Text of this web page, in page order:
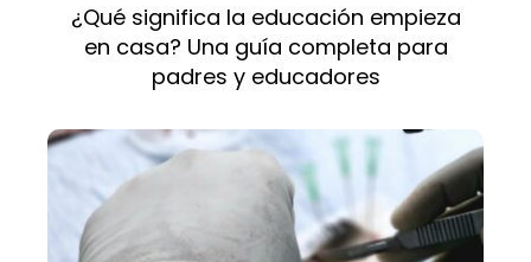
¿Qué significa la educación empieza
en casa? Una guía completa para
padres y educadores